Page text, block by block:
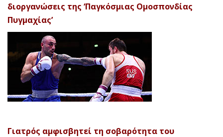
διοργανώσεις της ‘Παγκόσμιας Ομοσπονδίας
Πυγμαχίας’
Γιατρός αμφισβητεί τη σοβαρότητα του